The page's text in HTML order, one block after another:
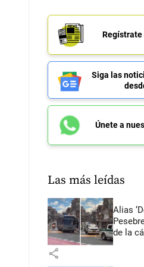
Regístrate
Siga las
Únete a
Las más leídas
Alias
de la
share